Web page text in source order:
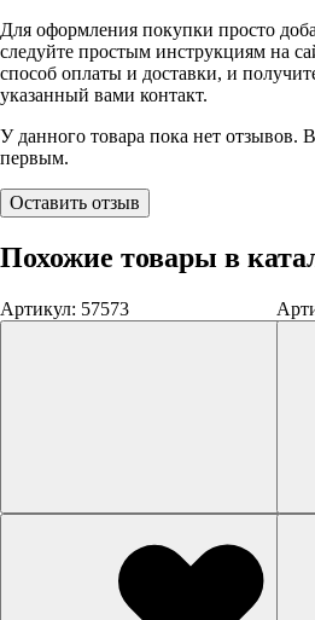
Для оформления покупки просто
следуйте простым инструкциям на
способ оплаты и доставки, и
указанный вами контакт.
У данного товара пока нет отзывов.
первым.
Оставить отзыв
Похожие товары в
Артикул: 57573